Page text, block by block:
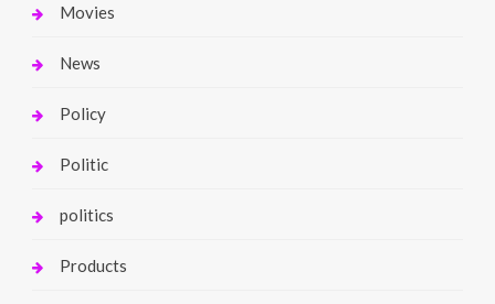
Movies
News
Policy
Politic
politics
Products